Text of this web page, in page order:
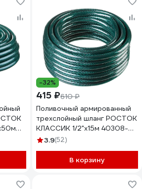
-32%
415 ₽610 ₽
Поливочный армированный
трехслойный шланг РОСТОК
КЛАССИК 1/2"х15м 40308-
1/2-15
3.9(52)
В корзину